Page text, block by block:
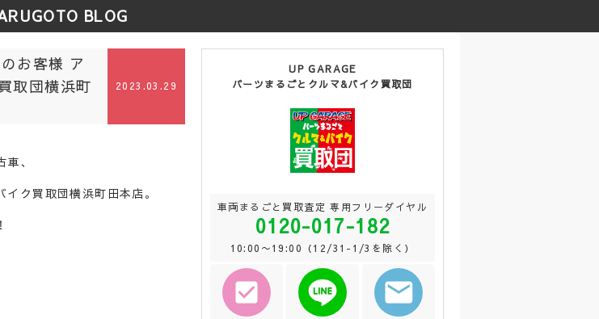
BLOG
お客様 ア
取団横浜町
2023.03.29
、
ク買取団横浜町田本店。
UP GARAGE
パーツまるごとクルマ&バイク買取団
車両まるごと買取査定 専用フリーダイヤル
0120-017-182
10:00〜19:00（12/31-1/3を除く）